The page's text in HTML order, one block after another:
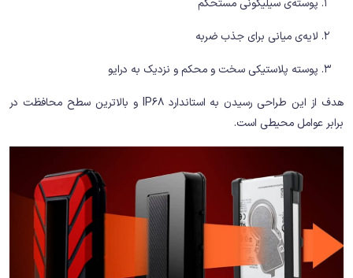
پوسته‌ی سیلیکونی مستحکم
لایه‌ی میانی برای جذب ضربه
پوسته پلاستیکی سخت و محکم و نزدیک به درایو
هدف از این طراحی رسیدن به استاندارد IP68 و بالاترین سطح محافظت در
برابر عوامل محیطی است.